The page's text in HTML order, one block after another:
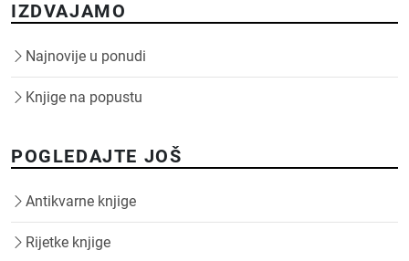
IZDVAJAMO
Najnovije u ponudi
Knjige na popustu
POGLEDAJTE JOŠ
Antikvarne knjige
Rijetke knjige